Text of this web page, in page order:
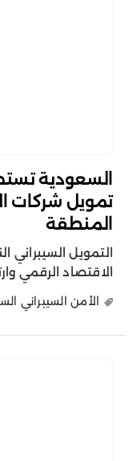
السعودية
تمويل شركات
المنطقة
التمويل
الاقتصاد الرقمي
الأمن السيبراني